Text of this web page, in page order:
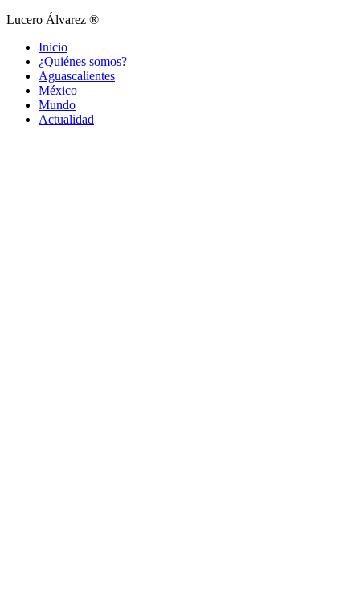
Lucero Álvarez ®
Inicio
¿Quiénes somos?
Aguascalientes
México
Mundo
Actualidad